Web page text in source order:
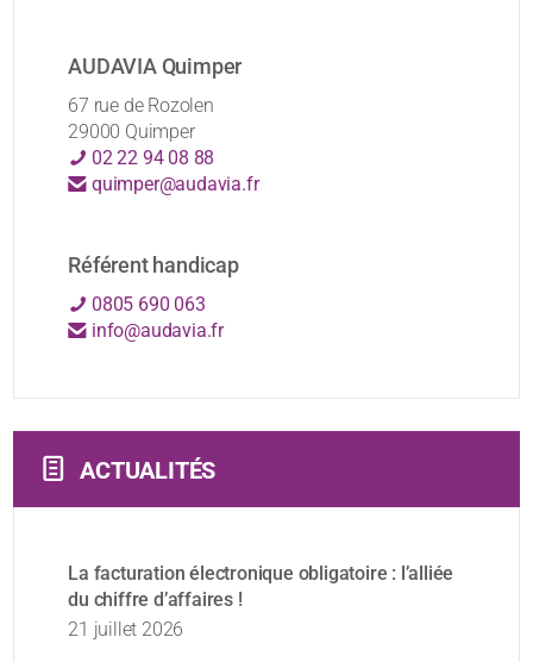
AUDAVIA Quimper
67 rue de Rozolen
29000 Quimper
02 22 94 08 88
quimper@audavia.fr
Référent handicap
0805 690 063
info@audavia.fr
ACTUALITÉS
La facturation électronique obligatoire : l’alliée
du chiffre d’affaires !
21 juillet 2026